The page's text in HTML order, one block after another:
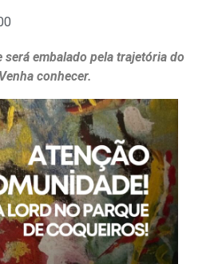
será embalado pela trajetória do
conhecer.